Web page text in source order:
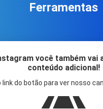
Ferramentas
você também vai
conteúdo adicional!
link do botão para ver nosso